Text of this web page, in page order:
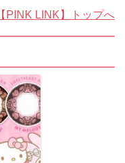
【PINK LINK】トップへ